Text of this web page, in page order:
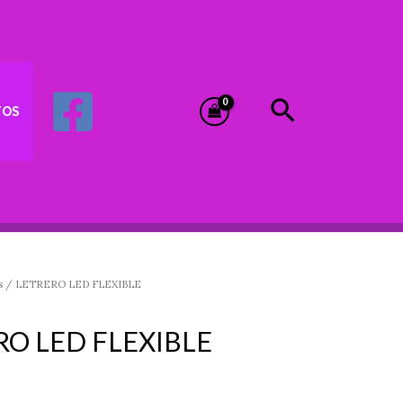
Buscar
/ LETRERO LED FLEXIBLE
LED FLEXIBLE